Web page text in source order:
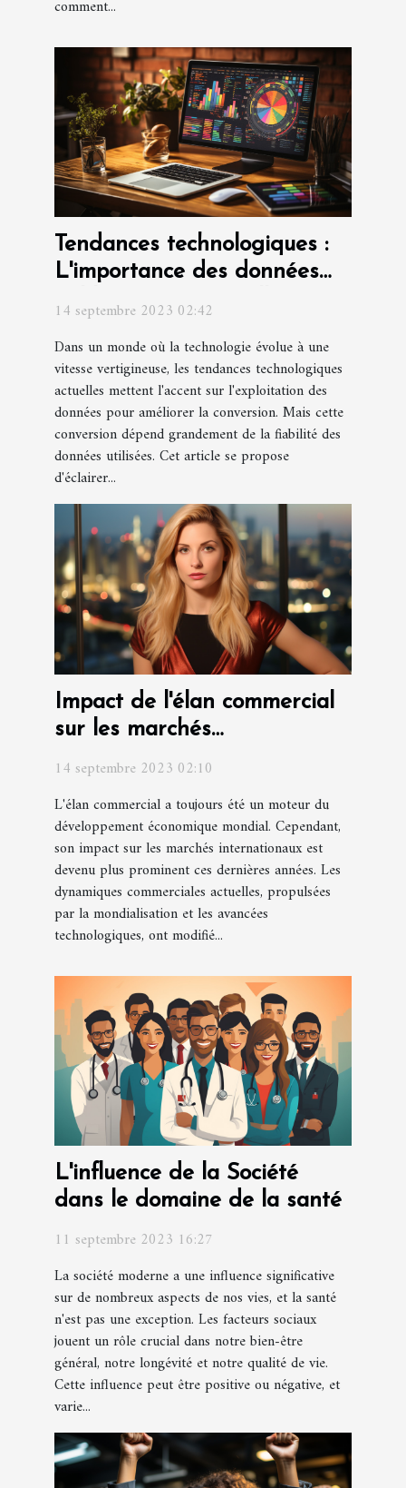
comment...
Tendances technologiques :
L'importance des données
fiables pour une meilleure
14 septembre 2023 02:42
Dans un monde où la technologie évolue à une
vitesse vertigineuse, les tendances technologiques
actuelles mettent l'accent sur l'exploitation des
données pour améliorer la conversion. Mais cette
conversion dépend grandement de la fiabilité des
données utilisées. Cet article se propose
d'éclairer...
Impact de l'élan commercial
sur les marchés
14 septembre 2023 02:10
L'élan commercial a toujours été un moteur du
développement économique mondial. Cependant,
son impact sur les marchés internationaux est
devenu plus prominent ces dernières années. Les
dynamiques commerciales actuelles, propulsées
par la mondialisation et les avancées
technologiques, ont modifié...
L'influence de la Société
dans le domaine de la santé
11 septembre 2023 16:27
La société moderne a une influence significative
sur de nombreux aspects de nos vies, et la santé
n'est pas une exception. Les facteurs sociaux
jouent un rôle crucial dans notre bien-être
général, notre longévité et notre qualité de vie.
Cette influence peut être positive ou négative, et
varie...